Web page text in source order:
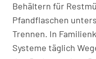
Behältern für
Pfandflaschen
Trennen. In
Systeme täglich